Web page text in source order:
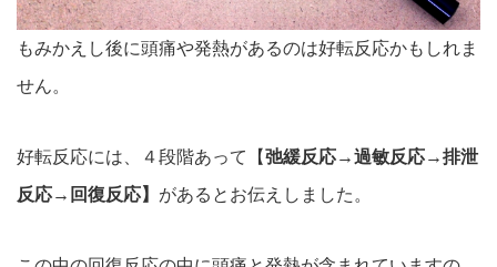
もみかえし後に頭痛や発熱があるのは好転反応かもしれま
せん。
好転反応には、４段階あって【弛緩反応→過敏反応→排泄
反応→回復反応】 があるとお伝えしました。